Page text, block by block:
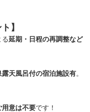
】
る延期・日程の再調整など
露天風呂付の宿泊施設有。
用意は不要です！